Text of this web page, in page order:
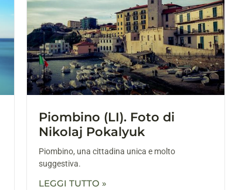
Piombino (LI). Foto di
Nikolaj Pokalyuk
Piombino, una cittadina unica e molto
suggestiva.
LEGGI TUTTO »